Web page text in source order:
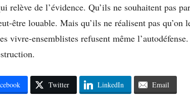
relève de l’évidence. Qu’ils ne souhaitent pas
être louable. Mais qu’ils ne réalisent pas qu’on
vivre-ensemblistes refusent même
Twitter LinkedIn Email